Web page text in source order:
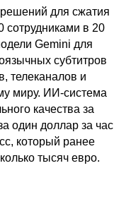
для сжатия
сотрудниками в 20
Gemini для
субтитров
телеканалов и
миру. ИИ-система
качества за
один доллар за час
который ранее
тысяч евро.